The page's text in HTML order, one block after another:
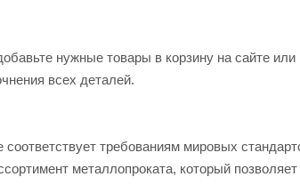
нужные товары в корзину на сайте
всех деталей.
соответствует требованиям мировых
металлопроката, который